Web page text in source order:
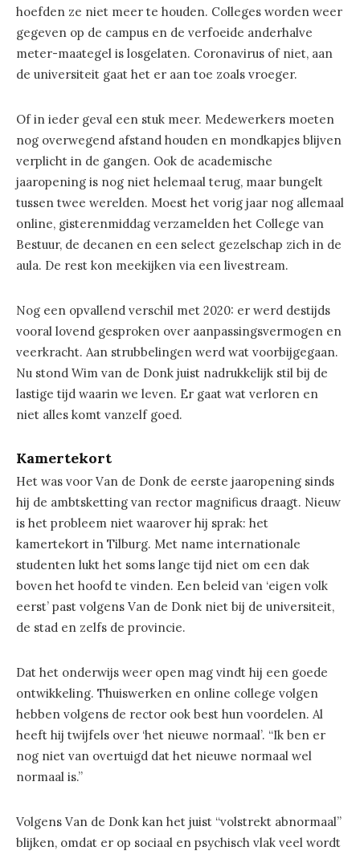
hoefden ze niet meer te houden. Colleges worden weer
gegeven op de campus en de verfoeide anderhalve
meter-maategel is losgelaten. Coronavirus of niet, aan
de universiteit gaat het er aan toe zoals vroeger.
Of in ieder geval een stuk meer. Medewerkers moeten
nog overwegend afstand houden en mondkapjes blijven
verplicht in de gangen. Ook de academische
jaaropening is nog niet helemaal terug, maar bungelt
tussen twee werelden. Moest het vorig jaar nog allemaal
online, gisterenmiddag verzamelden het College van
Bestuur, de decanen en een select gezelschap zich in de
aula. De rest kon meekijken via een livestream.
Nog een opvallend verschil met 2020: er werd destijds
vooral lovend gesproken over aanpassingsvermogen en
veerkracht. Aan strubbelingen werd wat voorbijgegaan.
Nu stond Wim van de Donk juist nadrukkelijk stil bij de
lastige tijd waarin we leven. Er gaat wat verloren en
niet alles komt vanzelf goed.
Kamertekort
Het was voor Van de Donk de eerste jaaropening sinds
hij de ambtsketting van rector magnificus draagt. Nieuw
is het probleem niet waarover hij sprak: het
kamertekort in Tilburg. Met name internationale
studenten lukt het soms lange tijd niet om een dak
boven het hoofd te vinden. Een beleid van ‘eigen volk
eerst’ past volgens Van de Donk niet bij de universiteit,
de stad en zelfs de provincie.
Dat het onderwijs weer open mag vindt hij een goede
ontwikkeling. Thuiswerken en online college volgen
hebben volgens de rector ook best hun voordelen. Al
heeft hij twijfels over ‘het nieuwe normaal’. “Ik ben er
nog niet van overtuigd dat het nieuwe normaal wel
normaal is.”
Volgens Van de Donk kan het juist “volstrekt abnormaal”
blijken, omdat er op sociaal en psychisch vlak veel wordt